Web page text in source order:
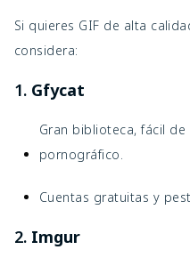
Si quieres GIF de alta
considera:
1. Gfycat
Gran biblioteca, fácil
pornográfico.
Cuentas gratuitas y
2. Imgur